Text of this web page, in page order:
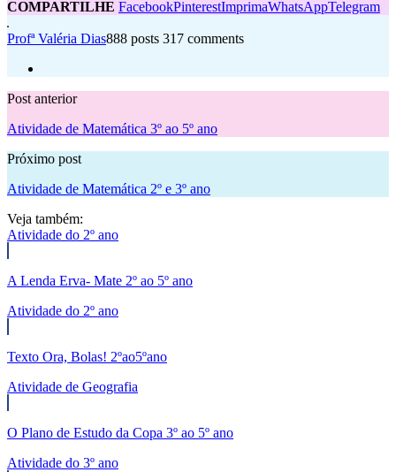
COMPARTILHE FacebookPinterestImprimaWhatsAppTelegram
Profª Valéria Dias888 posts 317 comments
Post anterior
Atividade de Matemática 3º ao 5º ano
Próximo post
Atividade de Matemática 2º e 3º ano
Veja também:
Atividade do 2º ano
A Lenda Erva- Mate 2º ao 5º ano
Atividade do 2º ano
Texto Ora, Bolas! 2ºao5ºano
Atividade de Geografia
O Plano de Estudo da Copa 3º ao 5º ano
Atividade do 3º ano